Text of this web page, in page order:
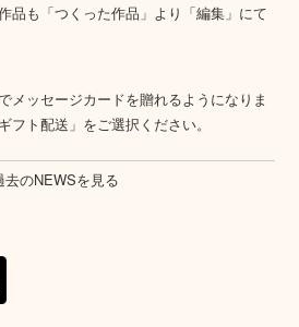
品も「つくった作品」より「編集」にて
メッセージカードを贈れるようになりま
フト配送」をご選択ください。
去のNEWSを見る